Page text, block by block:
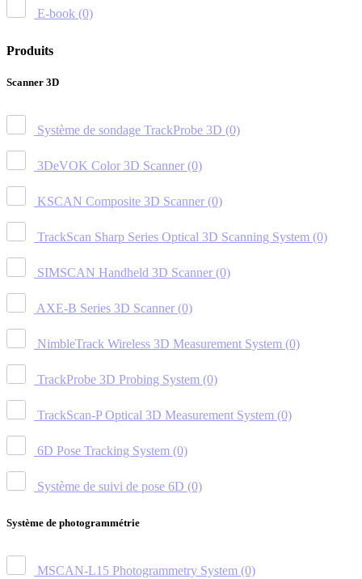
E-book (0)
Produits
Scanner 3D
Système de sondage TrackProbe 3D (0)
3DeVOK Color 3D Scanner (0)
KSCAN Composite 3D Scanner (0)
TrackScan Sharp Series Optical 3D Scanning System (0)
SIMSCAN Handheld 3D Scanner (0)
AXE-B Series 3D Scanner (0)
NimbleTrack Wireless 3D Measurement System (0)
TrackProbe 3D Probing System (0)
TrackScan-P Optical 3D Measurement System (0)
6D Pose Tracking System (0)
Système de suivi de pose 6D (0)
Système de photogrammétrie
MSCAN-L15 Photogrammetry System (0)